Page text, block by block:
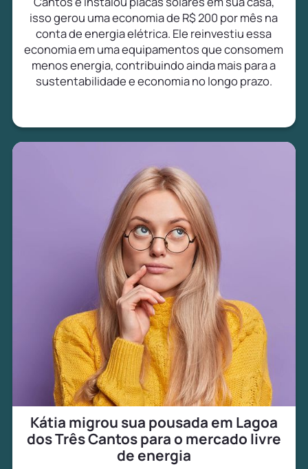
isso gerou uma economia de R$ 200 por mês na
conta de energia elétrica. Ele reinvestiu essa
economia em uma equipamentos que consomem
menos energia, contribuindo ainda mais para a
sustentabilidade e economia no longo prazo.
Kátia migrou sua pousada em Lagoa
dos Três Cantos para o mercado livre
de energia